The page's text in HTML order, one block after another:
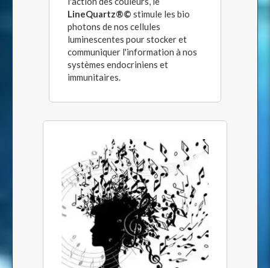
LineQuartz®© stimule les bio
photons de nos cellules
luminescentes pour stocker et
communiquer l'information à nos
systèmes endocriniens et
immunitaires.